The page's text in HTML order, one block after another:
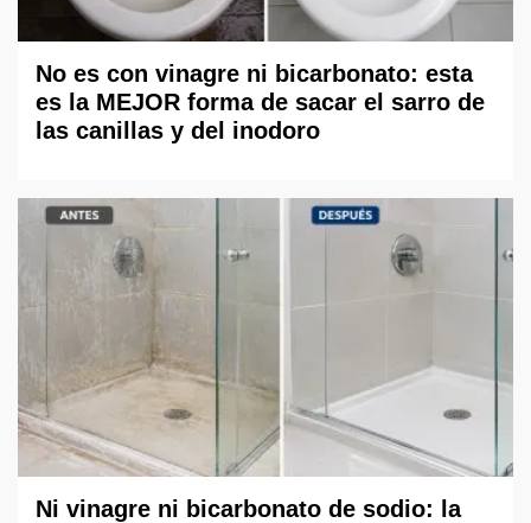
No es con vinagre ni bicarbonato: esta
es la MEJOR forma de sacar el sarro de
las canillas y del inodoro
Ni vinagre ni bicarbonato de sodio: la